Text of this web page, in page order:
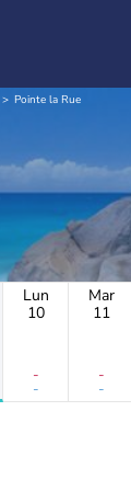
Pointe la Rue
Lun
10
-
-
Mar
11
-
-